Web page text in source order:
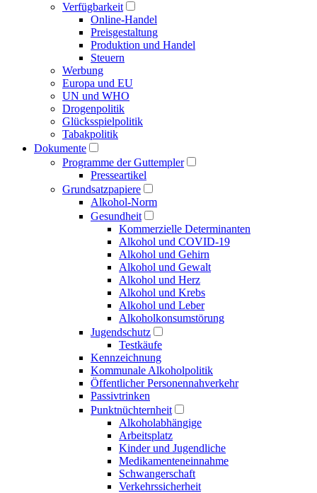
Verfügbarkeit
Online-Handel
Preisgestaltung
Produktion und Handel
Steuern
Werbung
Europa und EU
UN und WHO
Drogenpolitik
Glücksspielpolitik
Tabakpolitik
Dokumente
Programme der Guttempler
Presse­artikel
Grundsatzpapiere
Alkohol-Norm
Gesundheit
Kommerzielle Determinanten
Alkohol und COVID-19
Alkohol und Gehirn
Alkohol und Gewalt
Alkohol und Herz
Alkohol und Krebs
Alkohol und Leber
Alkoholkonsumstörung
Jugendschutz
Testkäufe
Kennzeichnung
Kommunale Alkoholpolitik
Öffentlicher Personen­nahverkehr
Passivtrinken
Punkt­nüchternheit
Alkohol­abhängige
Arbeitsplatz
Kinder und Jugendliche
Medikamenten­einnahme
Schwangerschaft
Verkehrs­sicherheit